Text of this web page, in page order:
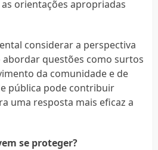
orientações apropriadas
considerar a perspectiva
abordar questões como surtos
da comunidade e de
pública pode contribuir
uma resposta mais eficaz a
se proteger?